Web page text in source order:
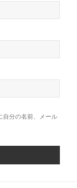
自分の名前、メール